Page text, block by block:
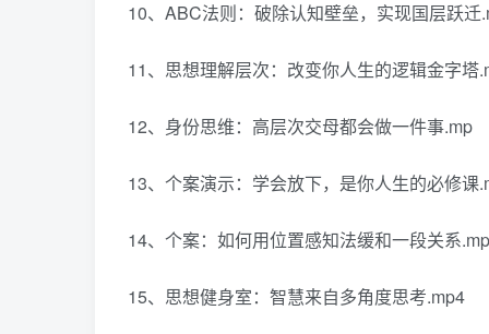
10、ABC法则：破除认知壁垒，实现国层跃迁
11、思想理解层次：改变你人生的逻辑金字塔
12、身份思维：高层次交母都会做一件事.mp
13、个案演示：学会放下，是你人生的必修课
14、个案：如何用位置感知法缓和一段关系
15、思想健身室：智慧来自多角度思考.mp4